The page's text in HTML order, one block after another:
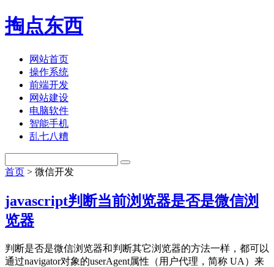
掏点东西
网站首页
操作系统
前端开发
网站建设
电脑软件
智能手机
乱七八糟
首页 > 微信开发
javascript判断当前浏览器是否是微信浏
览器
判断是否是微信浏览器和判断其它浏览器的方法一样，都可以
通过navigator对象的userAgent属性（用户代理，简称 UA）来